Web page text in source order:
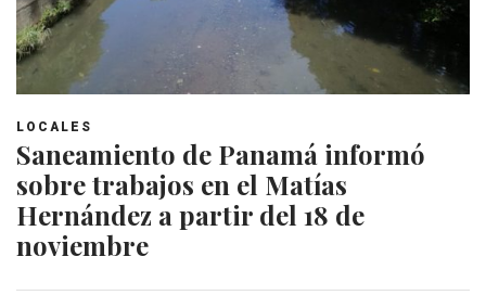
LOCALES
Saneamiento de Panamá informó
sobre trabajos en el Matías
Hernández a partir del 18 de
noviembre